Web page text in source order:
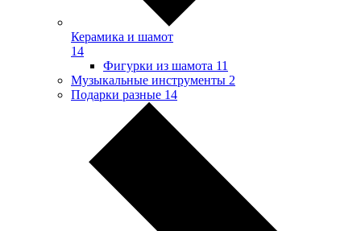
Керамика и шамот
14
Фигурки из шамота 11
Музыкальные инструменты 2
Подарки разные 14